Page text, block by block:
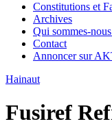
Constitutions et
Archives
Qui sommes-
Contact
Annoncer sur
Hainaut
Fusiref